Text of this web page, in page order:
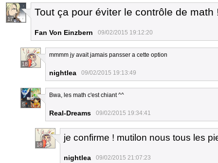
17
Tout ça pour éviter le contrôle de math
Fan Von Einzbern 09/02/2015 19:12:20
18
mmmm jy avait jamais pansser a cette option
nightlea 09/02/2015 19:13:49
5
Bwa, les math c'est chiant ^^
Real-Dreams 09/02/2015 19:34:41
18
je confirme ! mutilon nous tous les
nightlea 09/02/2015 21:07:23